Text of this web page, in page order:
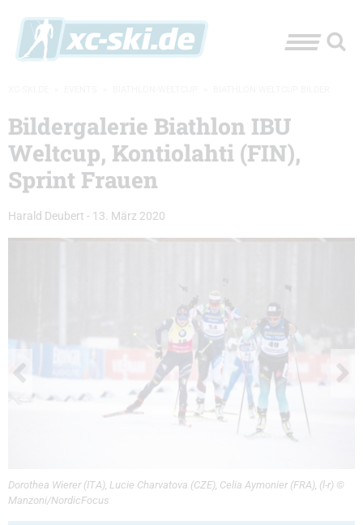
Bildergalerie Biathlon IBU
Weltcup, Kontiolahti (FIN),
Sprint Frauen
Harald Deubert - 13. März 2020
Dorothea Wierer (ITA), Lucie Charvatova (CZE), Celia Aymonier (FRA), (l-r) ©
Manzoni/NordicFocus